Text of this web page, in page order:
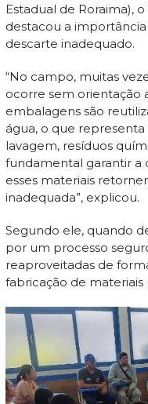
Estadual de Roraima),
destacou a importância
descarte inadequado.
“No campo, muitas
ocorre sem orientação
embalagens são
água, o que
lavagem, resíduos
fundamental garantir a
esses materiais
inadequada”, explicou.
Segundo ele, quando
por um processo
reaproveitadas de
fabricação de materiais